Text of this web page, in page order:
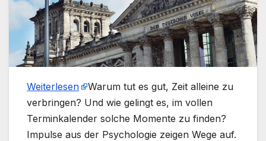
Weiterlesen
​Warum tut es gut, Zeit alleine zu
verbringen? Und wie gelingt es, im vollen
Terminkalender solche Momente zu finden?
Impulse aus der Psychologie zeigen Wege auf.